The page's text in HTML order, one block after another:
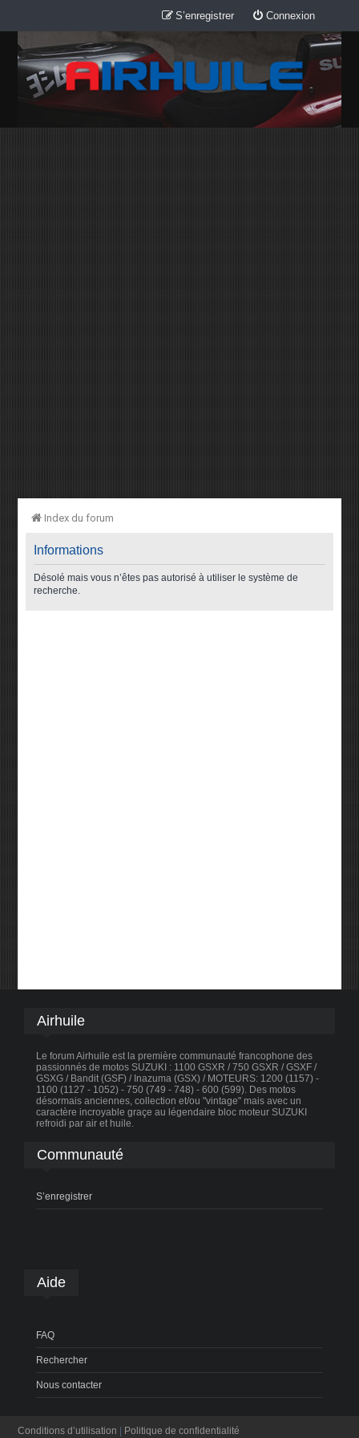
Connexion
S’enregistrer
Index du forum
Informations
Désolé mais vous n’êtes pas autorisé à utiliser le système de
recherche.
Airhuile
Le forum Airhuile est la première communauté francophone des
passionnés de motos SUZUKI : 1100 GSXR / 750 GSXR / GSXF /
GSXG / Bandit (GSF) / Inazuma (GSX) / MOTEURS: 1200 (1157) -
1100 (1127 - 1052) - 750 (749 - 748) - 600 (599). Des motos
désormais anciennes, collection et/ou "vintage" mais avec un
caractère incroyable graçe au légendaire bloc moteur SUZUKI
refroidi par air et huile.
Communauté
S’enregistrer
Aide
FAQ
Rechercher
Nous contacter
Conditions d’utilisation
Politique de confidentialité